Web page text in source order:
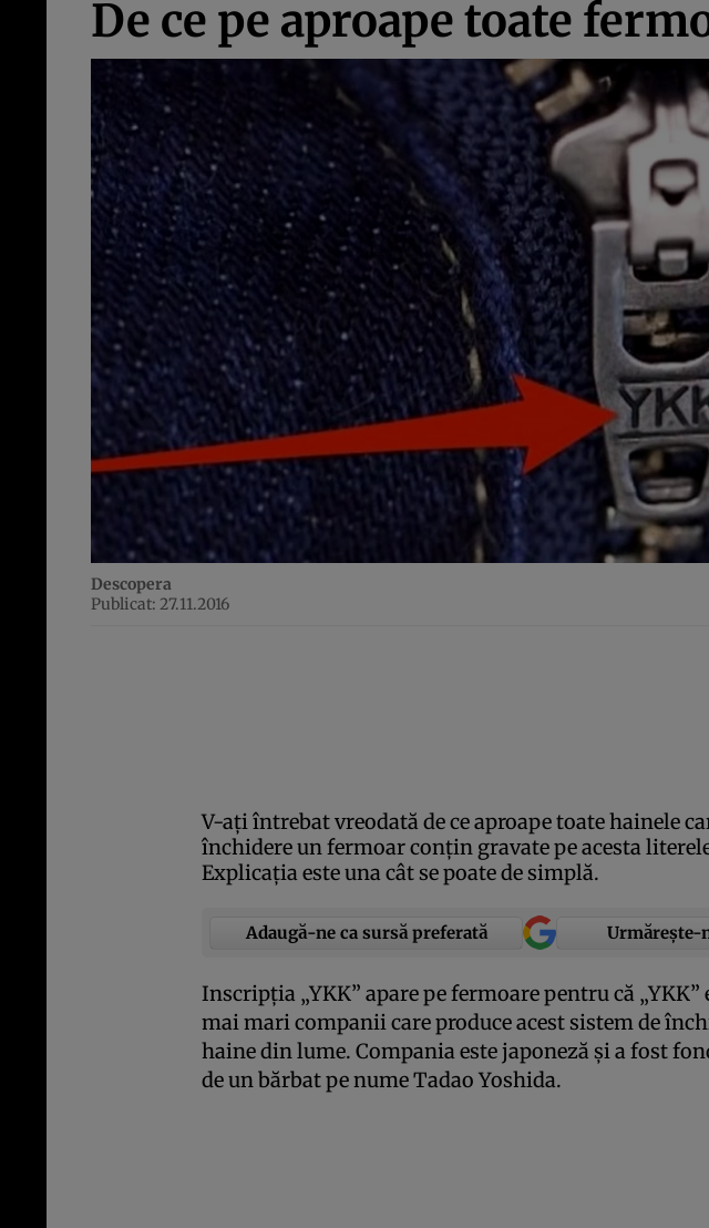
De ce pe aproape toate
Descopera
Publicat: 27.11.2016
V-aţi întrebat vreodată de ce aproape toate hainele
închidere un fermoar conţin gravate pe acesta literele
Explicaţia este una cât se poate de simplă.
Adaugă-ne ca sursă preferată Urmărește-
Inscripţia „YKK” apare pe fermoare pentru că „YKK”
mai mari companii care produce acest sistem de
haine din lume. Compania este japoneză şi a fost
de un bărbat pe nume Tadao Yoshida.